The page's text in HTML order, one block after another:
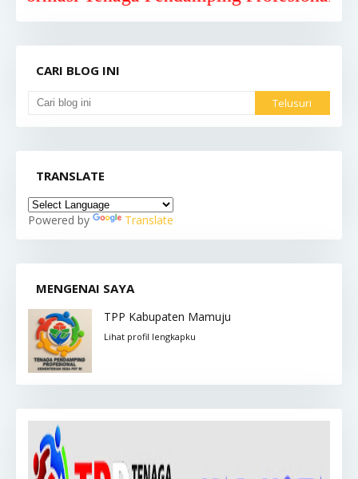
CARI BLOG INI
TRANSLATE
Powered by Translate
MENGENAI SAYA
TPP Kabupaten Mamuju
Lihat profil lengkapku